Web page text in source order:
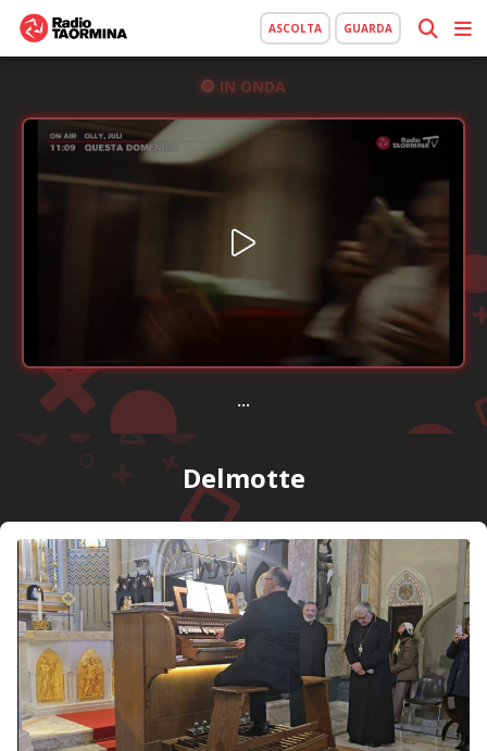
ASCOLTA GUARDA
IN ONDA
...
Delmotte